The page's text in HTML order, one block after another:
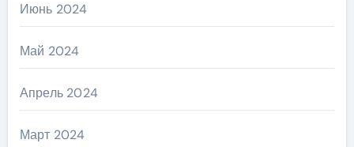
Июнь 2024
Май 2024
Апрель 2024
Март 2024